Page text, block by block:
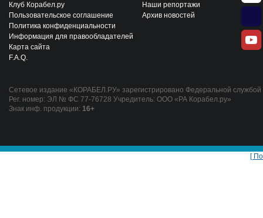
Клуб Корабел.ру
Пользовательское соглашение
Политика конфиденциальности
Информация для правообладателей
Карта сайта
F.A.Q.
Наши репортажи
Архив новостей
Сетевое издание «КОРАБЕЛ.РУ» зарегистрировано Федеральной
Рег. номер: ЭЛ № ФС 77-76728 Учредитель: ООО «РА Корабел.ру»
Знак инф. продукции: 16+
[